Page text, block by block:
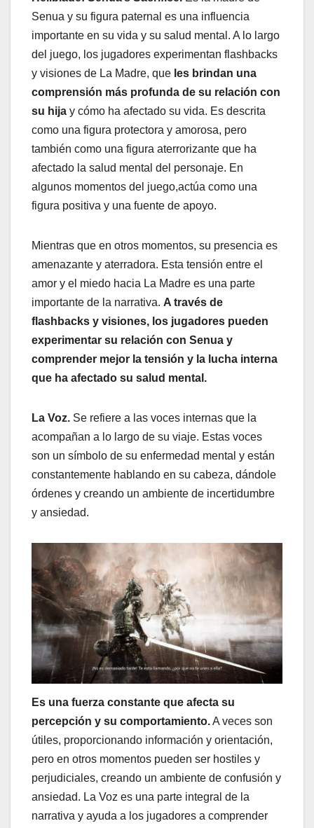
Senua y su figura paternal es una influencia
importante en su vida y su salud mental. A lo largo
del juego, los jugadores experimentan flashbacks
y visiones de La Madre, que les brindan una
comprensión más profunda de su relación con
su hija y cómo ha afectado su vida. Es descrita
como una figura protectora y amorosa, pero
también como una figura aterrorizante que ha
afectado la salud mental del personaje. En
algunos momentos del juego,actúa como una
figura positiva y una fuente de apoyo.
Mientras que en otros momentos, su presencia es
amenazante y aterradora. Esta tensión entre el
amor y el miedo hacia La Madre es una parte
importante de la narrativa. A través de
flashbacks y visiones, los jugadores pueden
experimentar su relación con Senua y
comprender mejor la tensión y la lucha interna
que ha afectado su salud mental.
La Voz. Se refiere a las voces internas que la
acompañan a lo largo de su viaje. Estas voces
son un símbolo de su enfermedad mental y están
constantemente hablando en su cabeza, dándole
órdenes y creando un ambiente de incertidumbre
y ansiedad.
Es una fuerza constante que afecta su
percepción y su comportamiento.A veces son
útiles, proporcionando información y orientación,
pero en otros momentos pueden ser hostiles y
perjudiciales, creando un ambiente de confusión y
ansiedad. La Voz es una parte integral de la
narrativa y ayuda a los jugadores a comprender